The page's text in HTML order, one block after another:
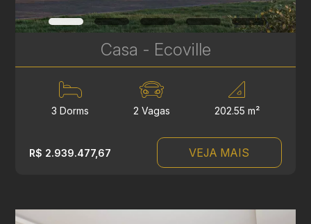
Casa - Ecoville
3 Dorms 2 Vagas 202.55 m²
R$ 2.939.477,67 VEJA MAIS